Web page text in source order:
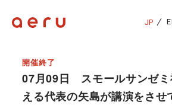
JP
開催終了
07月09日 スモールサンゼミ
える代表の矢島が講演をさせ